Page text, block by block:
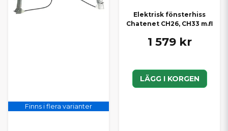
Finns i flera varianter
Elektrisk fönsterhiss
Chatenet CH26, CH33 m.fl
1 579 kr
LÄGG I KORGEN